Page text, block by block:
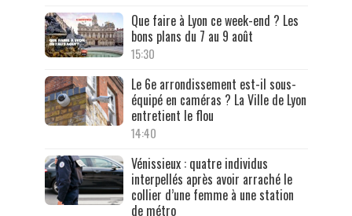
Que faire à Lyon ce week-end ? Les
bons plans du 7 au 9 août
15:30
Le 6e arrondissement est-il sous-
équipé en caméras ? La Ville de Lyon
entretient le flou
14:40
Vénissieux : quatre individus
interpellés après avoir arraché le
collier d’une femme à une station
de métro